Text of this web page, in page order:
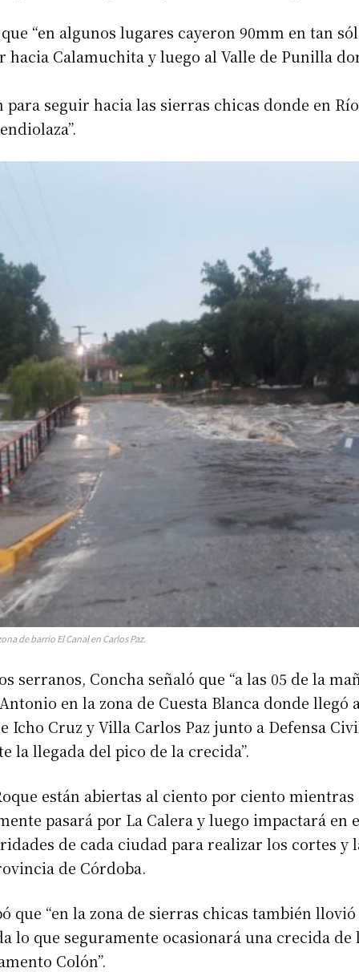
“en algunos lugares cayeron 90mm en tan
hacia Calamuchita y luego al Valle de Punilla
seguir hacia las sierras chicas donde en
de barrio El Canal en Carlos Paz.
serranos, Concha señaló que “a las 05 de la
en la zona de Cuesta Blanca donde llegó
Icho Cruz y Villa Carlos Paz junto a Defensa
la llegada del pico de la crecida”.
están abiertas al ciento por ciento
pasará por La Calera y luego impactará en
de cada ciudad para realizar los cortes y
de Córdoba.
que “en la zona de sierras chicas también
lo que seguramente ocasionará una crecida
Colón”.